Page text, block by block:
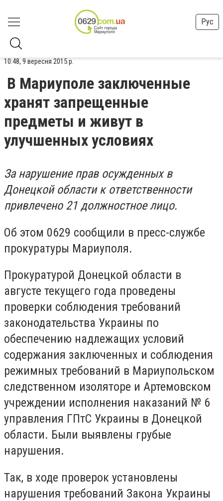
Рус
10:48, 9 вересня 2015 р.
В Мариуполе заключенные
хранят запрещенные
предметы и живут в
улучшенных условиях
За нарушение прав осужденных в
Донецкой области к ответственности
привлечено 21 должностное лицо.
Об этом 0629 сообщили в пресс-службе
прокуратуры Мариуполя.
Прокуратурой Донецкой области в
августе текущего года проведены
проверки соблюдения требований
законодательства Украины по
обеспечению надлежащих условий
содержания заключенных и соблюдения
режимных требований в Мариупольском
следственном изоляторе и Артемовском
учреждении исполнения наказаний № 6
управления ГПтС Украины в Донецкой
области. Были выявлены грубые
нарушения.
Так, в ходе проверок установлены
нарушения требований Закона Украины